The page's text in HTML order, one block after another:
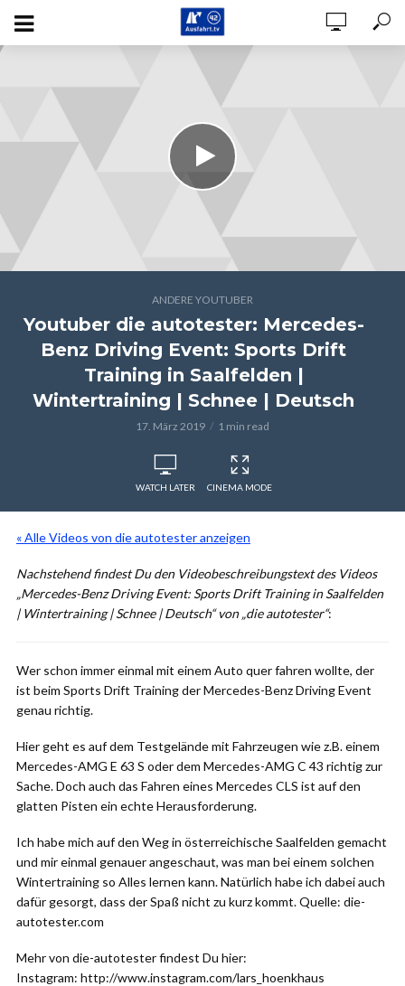
ANDERE YOUTUBER
Youtuber die autotester: Mercedes-
Benz Driving Event: Sports Drift
Training in Saalfelden |
Wintertraining | Schnee | Deutsch
17. März 2019 1 min read
WATCH LATER CINEMA MODE
« Alle Videos von die autotester anzeigen
Nachstehend findest Du den Videobeschreibungstext des Videos
„Mercedes-Benz Driving Event: Sports Drift Training in Saalfelden
| Wintertraining | Schnee | Deutsch“ von „die autotester“:
Wer schon immer einmal mit einem Auto quer fahren wollte, der
ist beim Sports Drift Training der Mercedes-Benz Driving Event
genau richtig.
Hier geht es auf dem Testgelände mit Fahrzeugen wie z.B. einem
Mercedes-AMG E 63 S oder dem Mercedes-AMG C 43 richtig zur
Sache. Doch auch das Fahren eines Mercedes CLS ist auf den
glatten Pisten ein echte Herausforderung.
Ich habe mich auf den Weg in österreichische Saalfelden gemacht
und mir einmal genauer angeschaut, was man bei einem solchen
Wintertraining so Alles lernen kann. Natürlich habe ich dabei auch
dafür gesorgt, dass der Spaß nicht zu kurz kommt. Quelle: die-
autotester.com
Mehr von die-autotester findest Du hier:
Instagram: http://www.instagram.com/lars_hoenkhaus